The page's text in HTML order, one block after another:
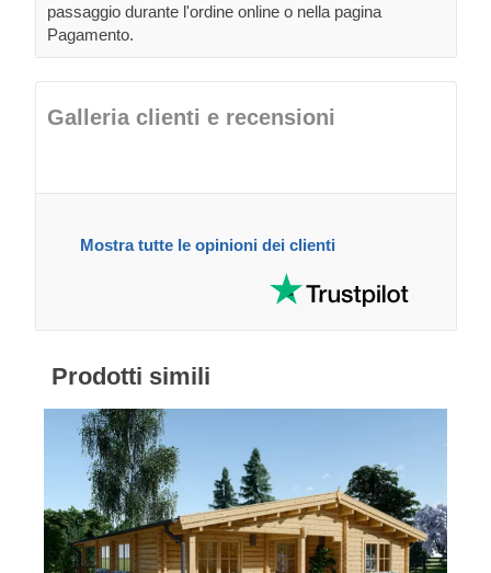
passaggio durante l'ordine online o nella pagina
Pagamento.
Galleria clienti e recensioni
Mostra tutte le opinioni dei clienti
Prodotti simili